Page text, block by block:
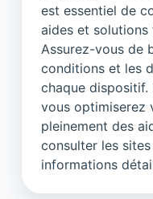
est essentiel de
aides et solutions
Assurez-vous de
conditions et les
chaque dispositif.
vous optimiserez
pleinement des
consulter les
informations